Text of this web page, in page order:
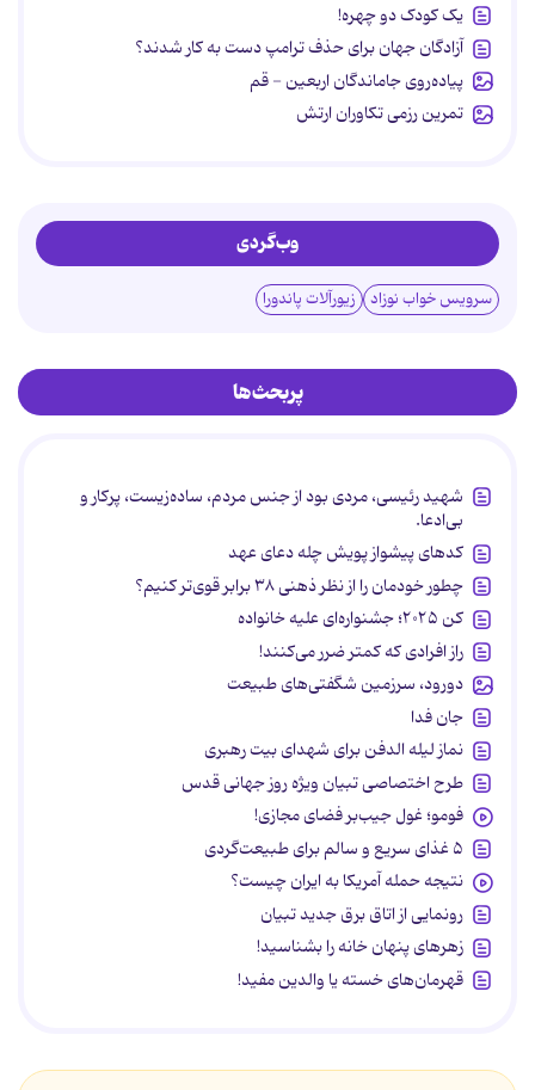
یک کودک دو چهره!
آزادگان جهان برای حذف ترامپ دست به کار شدند؟
پیاده‌روی جاماندگان اربعین - قم
تمرین رزمی تکاوران ارتش
وب‌گردی
سرویس خواب نوزاد زیورآلات پاندورا
پربحث‌ها
شهید رئیسی، مردی بود از جنس مردم، ساده‌زیست، پرکار و
بی‌ادعا.
کدهای پیشواز پویش چله دعای عهد
چطور خودمان را از نظر ذهنی ۳۸ برابر قوی‌تر کنیم؟
کن ۲۰۲۵؛ جشنواره‌ای علیه خانواده
راز افرادی که کمتر ضرر می‌کنند!
دورود، سرزمین شگفتی‌های طبیعت
جان فدا
نماز لیله الدفن برای شهدای بیت رهبری
طرح اختصاصی تبیان ویژه روز جهانی قدس
فومو؛ غول جیب‌بر فضای مجازی!
۵ غذای سریع و سالم برای طبیعت‌گردی
نتیجه حمله آمریکا به ایران چیست؟
رونمایی از اتاق برق جدید تبیان
زهرهای پنهان خانه را بشناسید!
قهرمان‌های خسته یا والدین مفید!